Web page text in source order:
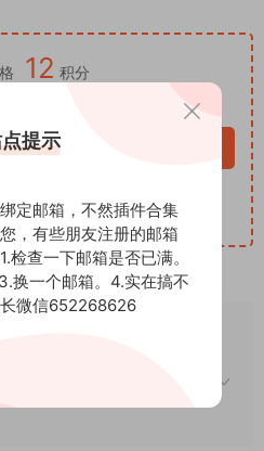
12 积分
即购买
服QQ：652268626
提示
定邮箱，不然插件合集
，有些朋友注册的邮箱
检查一下邮箱是否已满。
换一个邮箱。4.实在搞不
微信652268626